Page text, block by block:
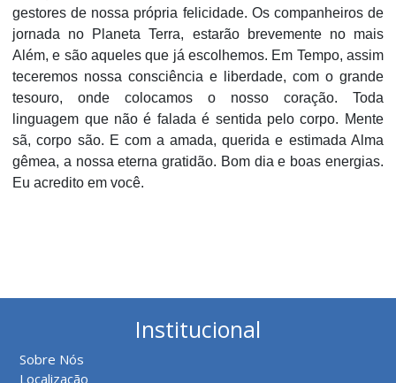
gestores de nossa própria felicidade. Os companheiros de
jornada no Planeta Terra, estarão brevemente no mais
Além, e são aqueles que já escolhemos. Em Tempo, assim
teceremos nossa consciência e liberdade, com o grande
tesouro, onde colocamos o nosso coração. Toda
linguagem que não é falada é sentida pelo corpo. Mente
sã, corpo são. E com a amada, querida e estimada Alma
gêmea, a nossa eterna gratidão. Bom dia e boas energias.
Eu acredito em você.
Institucional
Sobre Nós
Localização